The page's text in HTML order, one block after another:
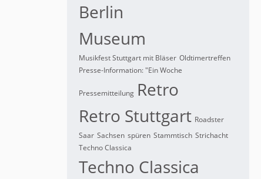
Berlin
Museum
Musikfest Stuttgart mit Bläser Oldtimertreffen
Presse-Information: "Ein Woche
Pressemitteilung Retro
Retro Stuttgart Roadster
Saar Sachsen spüren Stammtisch Strichacht
Techno Classica
Techno Classica